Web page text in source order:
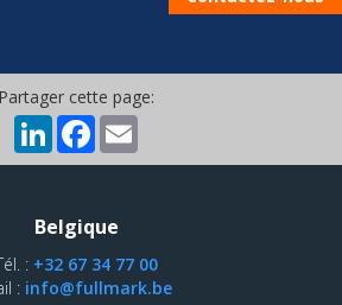
Partager cette page:
LinkedInFacebook
Belgique
: +32 67 34 77 00
: info@fullmark.be